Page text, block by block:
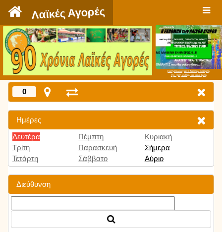
Λαϊκές Αγορές
Πατήστε εδώ για να δείτε την εκπομπή
την Τρίτη 9:00 μμ και κάθε Τρίτη
0
Ημέρες
Δευτέρα
Τρίτη
Τετάρτη
Πέμπτη
Παρασκευή
Σάββατο
Κυριακή
Σήμερα
Αύριο
Διεύθυνση